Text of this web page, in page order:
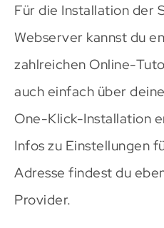
Für die Installation der
Webserver kannst du
zahlreichen Online-
auch einfach über
One-Klick-Installation
Infos zu Einstellungen
Adresse findest du
Provider.